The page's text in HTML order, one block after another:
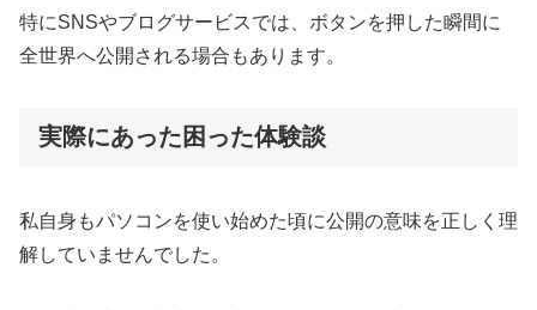
特にSNSやブログサービスでは、ボタンを押した瞬間に
全世界へ公開される場合もあります。
実際にあった困った体験談
私自身もパソコンを使い始めた頃に公開の意味を正しく理
解していませんでした。